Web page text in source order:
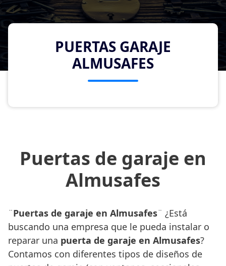
PUERTAS GARAJE
ALMUSAFES
Puertas de garaje en
Almusafes
¨Puertas de garaje en Almusafes¨ ¿Está
buscando una empresa que le pueda instalar o
reparar una puerta de garaje en Almusafes?
Contamos con diferentes tipos de diseños de